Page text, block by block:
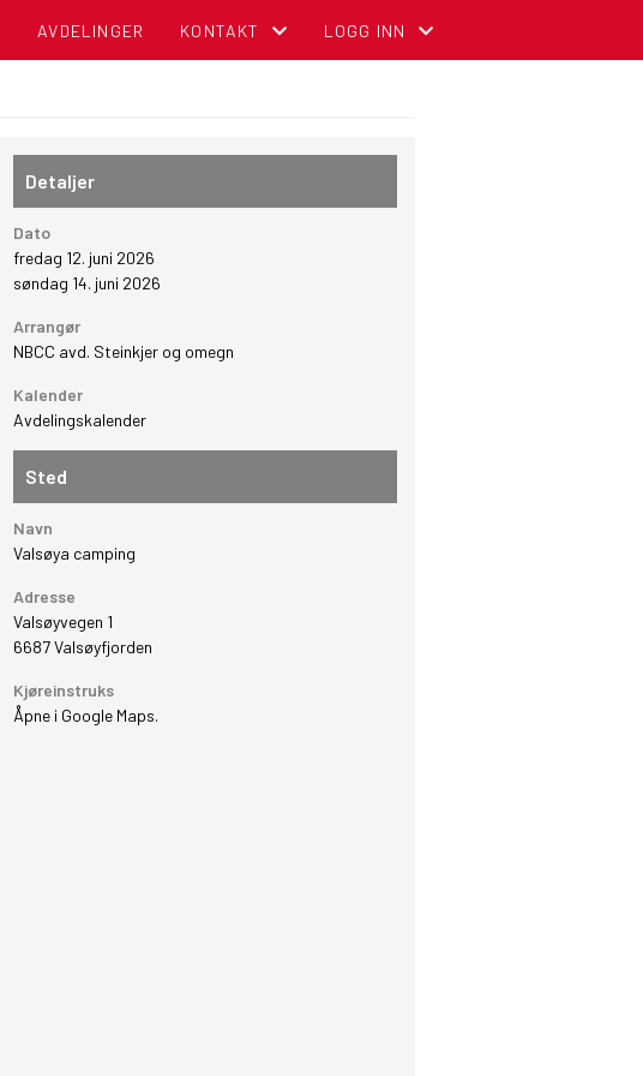
AVDELINGER KONTAKT
ADMINISTRASJON
STYREOVERSIKT
LOGG INN
FOR TILLITSVALGTE (STYREWEB)
NBCC INTRANETT FOR
Detaljer
Dato
fredag 12. juni 2026
søndag 14. juni 2026
Arrangør
NBCC avd. Steinkjer og omegn
Kalender
Avdelingskalender
Sted
Navn
Valsøya camping
Adresse
Valsøyvegen 1
6687Valsøyfjorden
Kjøreinstruks
Åpne i Google Maps.